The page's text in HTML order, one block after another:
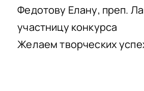
Федотову Елану, преп.
участницу конкурса
Желаем творческих